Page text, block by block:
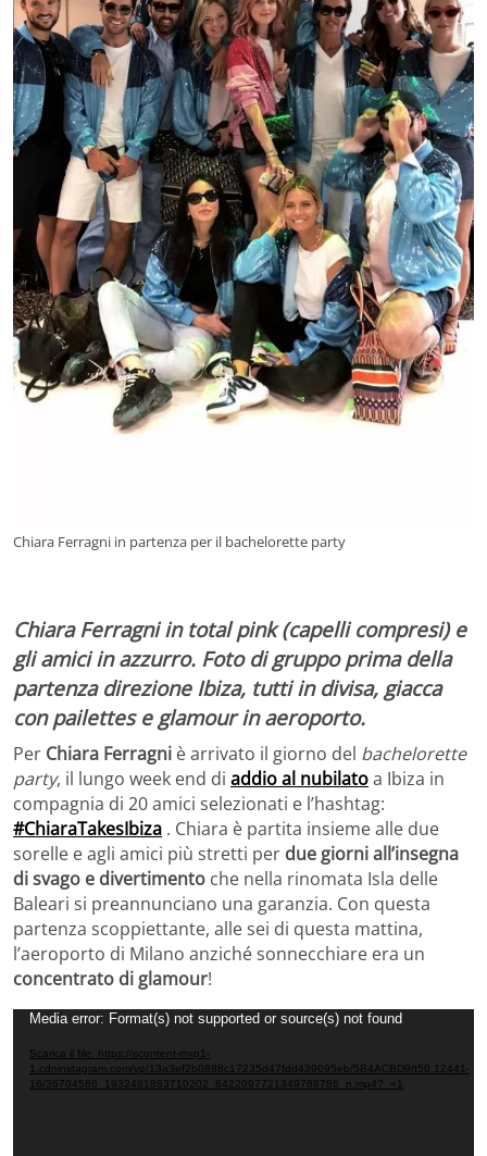
Chiara Ferragni in partenza per il bachelorette party
Chiara Ferragni in total pink (capelli compresi) e
gli amici in azzurro. Foto di gruppo prima della
partenza direzione Ibiza, tutti in divisa, giacca
con pailettes e glamour in aeroporto.
Per Chiara Ferragni è arrivato il giorno del bachelorette
party, il lungo week end di addio al nubilatoa Ibiza in
compagnia di 20 amici selezionati e l’hashtag:
#ChiaraTakesIbiza . Chiara è partita insieme alle due
sorelle e agli amici più stretti per due giorni all’insegna
di svago e divertimento che nella rinomata Isla delle
Baleari si preannunciano una garanzia. Con questa
partenza scoppiettante, alle sei di questa mattina,
l’aeroporto di Milano anziché sonnecchiare era un
concentrato di glamour!
Video
Player
Media error: Format(s) not supported or source(s) not found
Scarica il file: https://scontent-mxp1-
1.cdninstagram.com/vp/13a3ef2b0888c17235d47fdd439095eb/5B4ACBD9/t50.12441-
16/36704586_1932481883710202_8422097721349768786_n.mp4?_=1